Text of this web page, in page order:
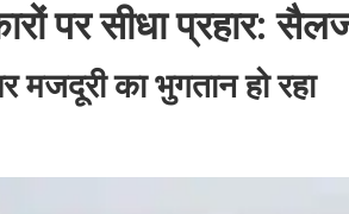
पर सीधा प्रहार:
मजदूरी का भुगतान हो रहा